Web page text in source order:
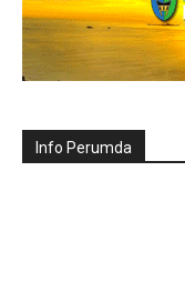
Info Perumda